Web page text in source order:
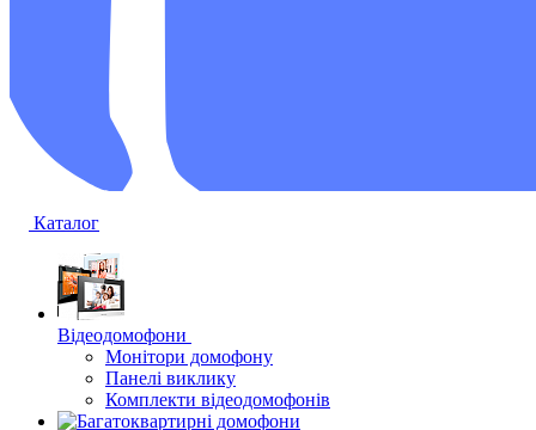
Каталог
Відеодомофони
Монітори домофону
Панелі виклику
Комплекти відеодомофонів